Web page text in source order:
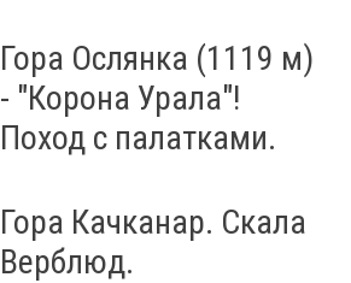
Гора Ослянка (1119 м)
- "Корона Урала"!
Поход с палатками.
Гора Качканар. Скала
Верблюд.